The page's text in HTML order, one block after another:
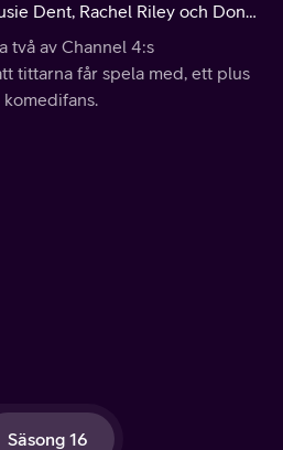
Dent, Rachel Riley och Don
två av Channel 4:s
tittarna får spela med, ett plus
Säsong 16